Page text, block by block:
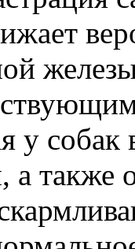
у собак
также